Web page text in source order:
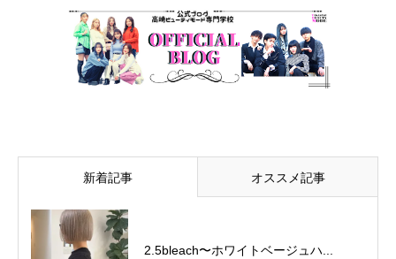
新着記事 オススメ記事
2.5bleach〜ホワイトベージュ⁡ハ...